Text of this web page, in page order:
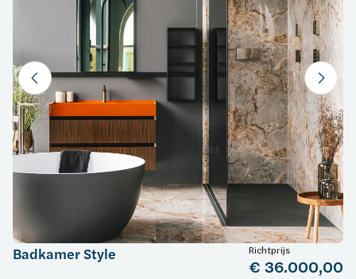
Badkamer Style Richtprijs
€ 36.000,00